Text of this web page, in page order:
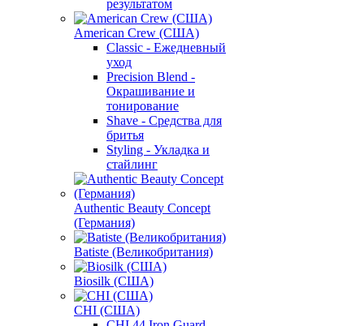
результатом
American Crew (США)
Classic - Ежедневный
уход
Precision Blend -
Окрашивание и
тонирование
Shave - Средства для
бритья
Styling - Укладка и
стайлинг
Authentic Beauty Concept
(Германия)
Batiste (Великобритания)
Biosilk (США)
CHI (США)